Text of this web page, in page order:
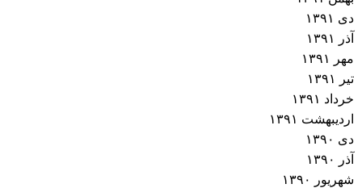
دی ۱۳۹۱
آذر ۱۳۹۱
مهر ۱۳۹۱
تیر ۱۳۹۱
خرداد ۱۳۹۱
اردیبهشت ۱۳۹۱
دی ۱۳۹۰
آذر ۱۳۹۰
شهریور ۱۳۹۰